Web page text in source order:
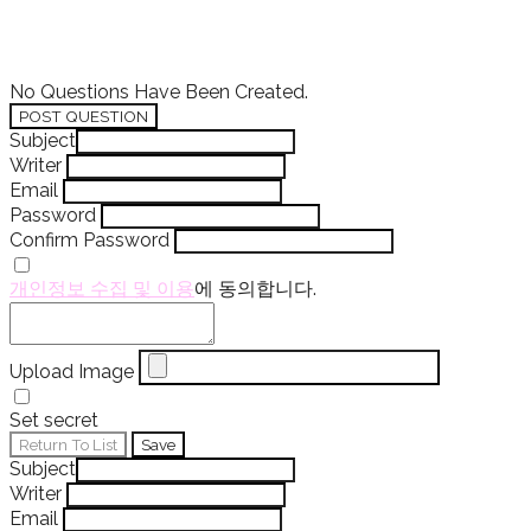
No Questions Have Been Created.
POST QUESTION
Subject
Writer
Email
Password
Confirm Password
개인정보 수집 및 이용에 동의합니다.
Upload Image
Set secret
Return To List Save
Subject
Writer
Email